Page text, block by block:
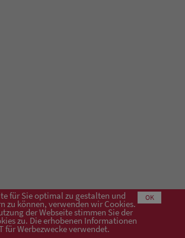
für Sie optimal zu gestalten und
zu können, verwenden wir Cookies.
der Webseite stimmen Sie der
zu. Die erhobenen Informationen
für Werbezwecke verwendet.
OK
AGB Datenschutzerklärung